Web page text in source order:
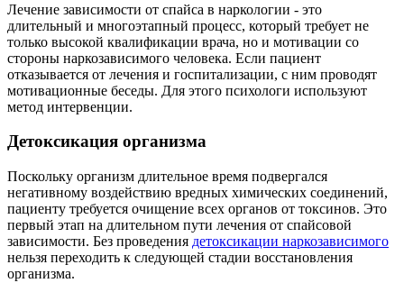
Лечение зависимости от спайса в наркологии - это
длительный и многоэтапный процесс, который требует не
только высокой квалификации врача, но и мотивации со
стороны наркозависимого человека. Если пациент
отказывается от лечения и госпитализации, с ним проводят
мотивационные беседы. Для этого психологи используют
метод интервенции.
Детоксикация организма
Поскольку организм длительное время подвергался
негативному воздействию вредных химических соединений,
пациенту требуется очищение всех органов от токсинов. Это
первый этап на длительном пути лечения от спайсовой
зависимости. Без проведения детоксикации наркозависимого
нельзя переходить к следующей стадии восстановления
организма.